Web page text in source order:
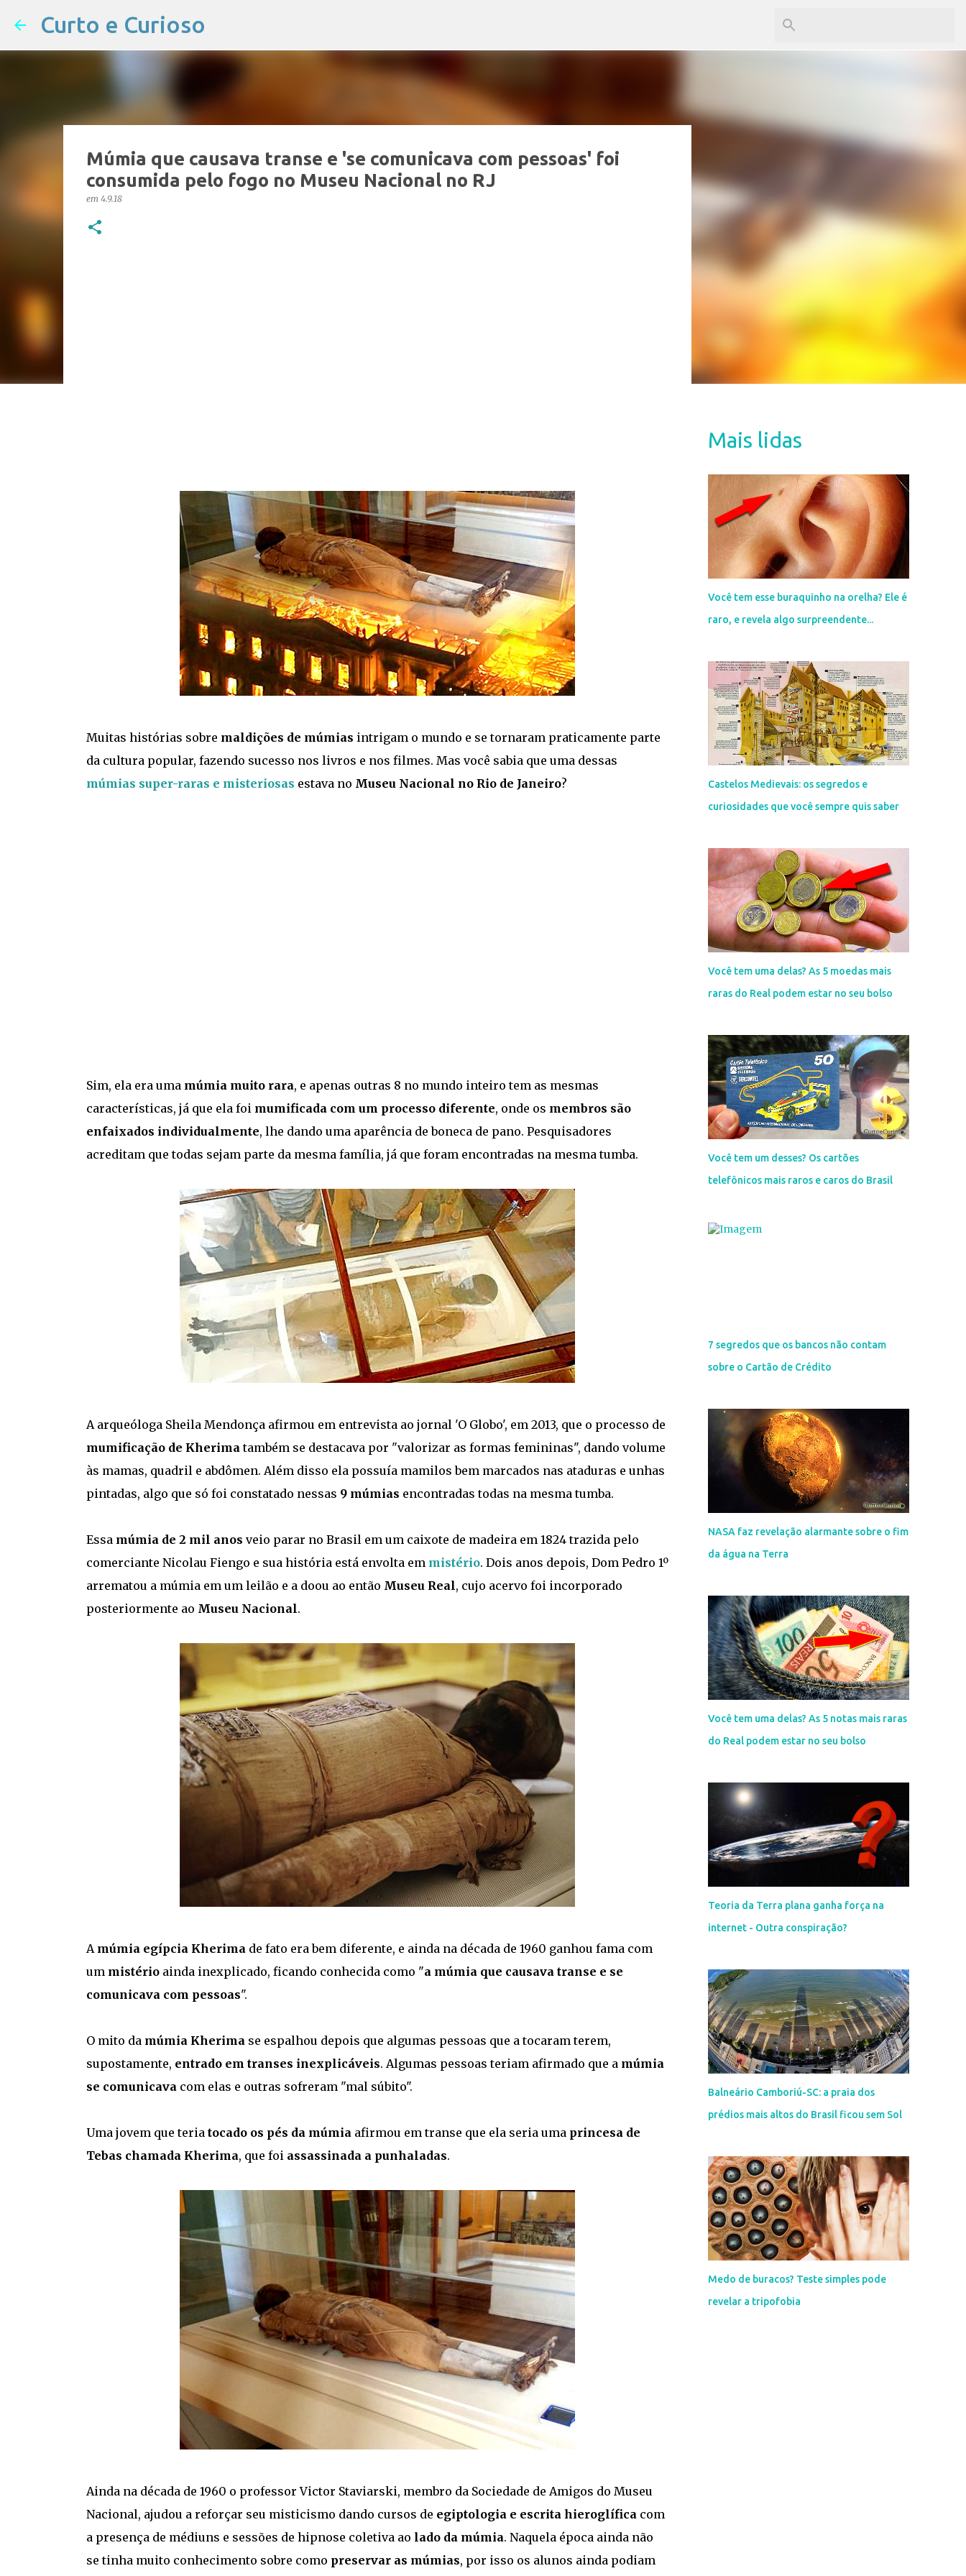
Curto e Curioso
Múmia que causava transe e 'se comunicava com pessoas' foi
consumida pelo fogo no Museu Nacional no RJ
em 4.9.18
Muitas histórias sobre maldições de múmias intrigam o mundo e se tornaram praticamente parte
da cultura popular, fazendo sucesso nos livros e nos filmes. Mas você sabia que uma dessas
múmias super-raras e misteriosas estava no Museu Nacional no Rio de Janeiro?
Sim, ela era uma múmia muito rara, e apenas outras 8 no mundo inteiro tem as mesmas
características, já que ela foi mumificada com um processo diferente, onde os membros são
enfaixados individualmente, lhe dando uma aparência de boneca de pano. Pesquisadores
acreditam que todas sejam parte da mesma família, já que foram encontradas na mesma tumba.
A arqueóloga Sheila Mendonça afirmou em entrevista ao jornal 'O Globo', em 2013, que o processo de
mumificação de Kherimatambém se destacava por "valorizar as formas femininas", dando volume
às mamas, quadril e abdômen. Além disso ela possuía mamilos bem marcados nas ataduras e unhas
pintadas, algo que só foi constatado nessas 9 múmias encontradas todas na mesma tumba.
Essa múmia de 2 mil anos veio parar no Brasil em um caixote de madeira em 1824 trazida pelo
comerciante Nicolau Fiengo e sua história está envolta em mistério. Dois anos depois, Dom Pedro 1º
arrematou a múmia em um leilão e a doou ao então Museu Real, cujo acervo foi incorporado
posteriormente ao Museu Nacional.
A múmia egípcia Kherimade fato era bem diferente, e ainda na década de 1960 ganhou fama com
um mistérioainda inexplicado, ficando conhecida como "a múmia que causava transe e se
comunicava com pessoas".
O mito da múmia Kherimase espalhou depois que algumas pessoas que a tocaram terem,
supostamente, entrado em transes inexplicáveis. Algumas pessoas teriam afirmado que a múmia
se comunicavacom elas e outras sofreram "mal súbito".
Uma jovem que teria tocado os pés da múmiaafirmou em transe que ela seria uma princesa de
Tebas chamada Kherima, que foi assassinada a punhaladas.
Ainda na década de 1960 o professor Victor Staviarski, membro da Sociedade de Amigos do Museu
Nacional, ajudou a reforçar seu misticismo dando cursos de egiptologia e escrita hieroglíficacom
a presença de médiuns e sessões de hipnose coletiva ao lado da múmia. Naquela época ainda não
se tinha muito conhecimento sobre como preservar as múmias, por isso os alunos ainda podiam
Mais lidas
Você tem esse buraquinho na orelha? Ele é
raro, e revela algo surpreendente...
Castelos Medievais: os segredos e
curiosidades que você sempre quis saber
Você tem uma delas? As 5 moedas mais
raras do Real podem estar no seu bolso
Você tem um desses? Os cartões
telefônicos mais raros e caros do Brasil
7 segredos que os bancos não contam
sobre o Cartão de Crédito
NASA faz revelação alarmante sobre o fim
da água na Terra
Você tem uma delas? As 5 notas mais raras
do Real podem estar no seu bolso
Teoria da Terra plana ganha força na
internet - Outra conspiração?
Balneário Camboriú-SC: a praia dos
prédios mais altos do Brasil ficou sem Sol
Medo de buracos? Teste simples pode
revelar a tripofobia